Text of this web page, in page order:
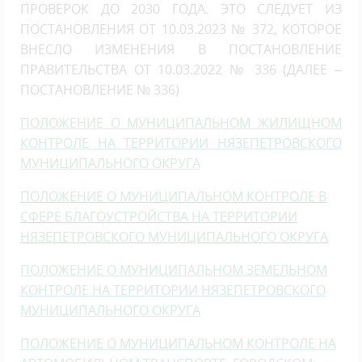
ПРОВЕРОК ДО 2030 ГОДА. ЭТО СЛЕДУЕТ ИЗ
ПОСТАНОВЛЕНИЯ ОТ 10.03.2023 № 372, КОТОРОЕ
ВНЕСЛО ИЗМЕНЕНИЯ В ПОСТАНОВЛЕНИЕ
ПРАВИТЕЛЬСТВА ОТ 10.03.2022 № 336 (ДАЛЕЕ –
ПОСТАНОВЛЕНИЕ № 336)
ПОЛОЖЕНИЕ О МУНИЦИПАЛЬНОМ ЖИЛИЩНОМ
КОНТРОЛЕ НА ТЕРРИТОРИИ НЯЗЕПЕТРОВСКОГО
МУНИЦИПАЛЬНОГО ОКРУГА
ПОЛОЖЕНИЕ О МУНИЦИПАЛЬНОМ КОНТРОЛЕ В
СФЕРЕ БЛАГОУСТРОЙСТВА НА ТЕРРИТОРИИ
НЯЗЕПЕТРОВСКОГО МУНИЦИПАЛЬНОГО ОКРУГА
ПОЛОЖЕНИЕ О МУНИЦИПАЛЬНОМ ЗЕМЕЛЬНОМ
КОНТРОЛЕ НА ТЕРРИТОРИИ НЯЗЕПЕТРОВСКОГО
МУНИЦИПАЛЬНОГО ОКРУГА
ПОЛОЖЕНИЕ О МУНИЦИПАЛЬНОМ КОНТРОЛЕ НА